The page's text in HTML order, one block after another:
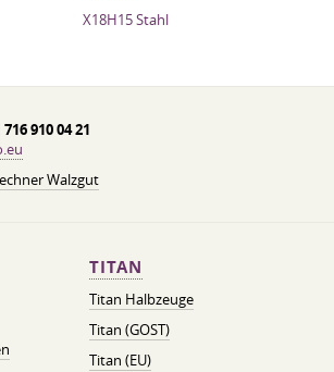
X18H15 Stahl
716 910 04 21
Walzgut
TITAN
Titan Halbzeuge
Titan (GOST)
Titan (EU)